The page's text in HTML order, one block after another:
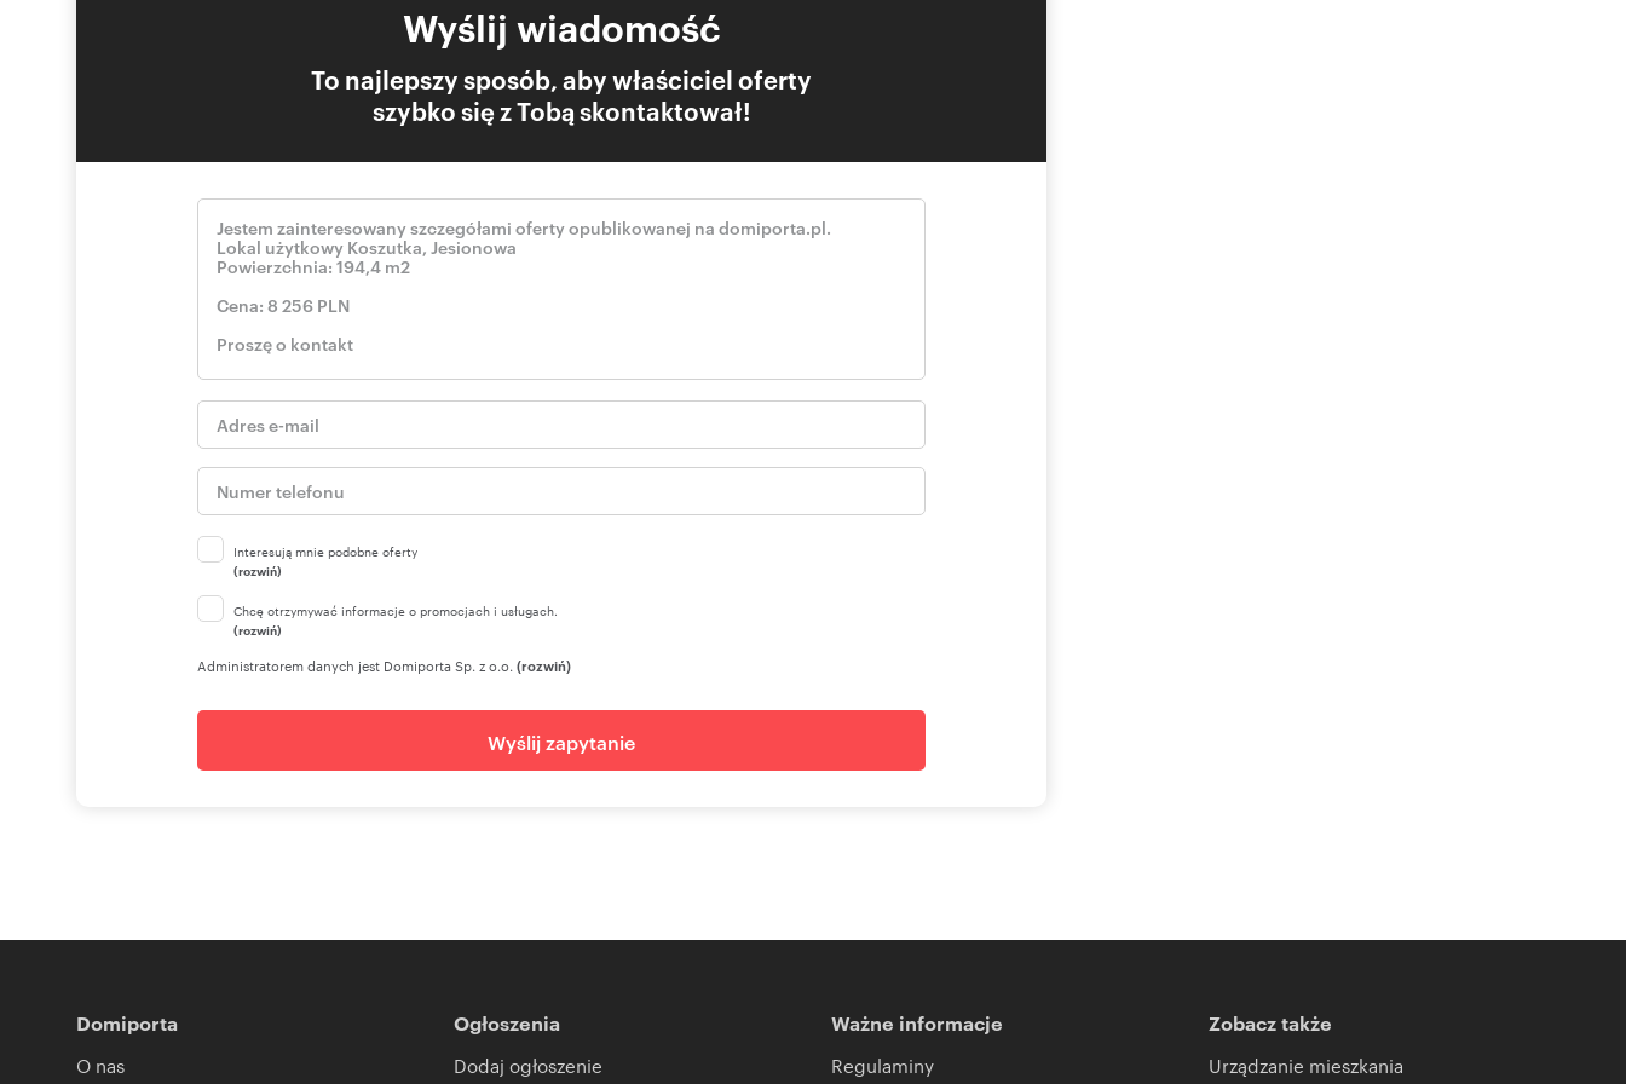
Wyślij wiadomość
To najlepszy sposób, aby właściciel oferty
szybko się z Tobą skontaktował!
Interesują mnie podobne oferty
(rozwiń)
Chcę otrzymywać informacje o promocjach i usługach.
(rozwiń)
Administratorem danych jest Domiporta Sp. z o.o. (rozwiń)
Wyślij zapytanie
Domiporta
O nas
Ogłoszenia
Dodaj ogłoszenie
Ważne informacje
Regulaminy
Zobacz także
Urządzanie mieszkania